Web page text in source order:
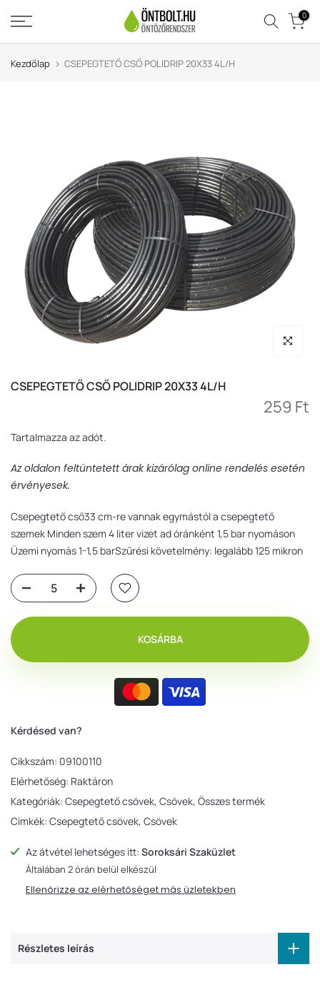
Ugrás
a
tartalomra
0
Kezdőlap CSEPEGTETŐ CSŐ POLIDRIP 20X33 4L/H
Nagyítás
CSEPEGTETŐ CSŐ POLIDRIP 20X33 4L/H
259 Ft
Tartalmazza az adót.
Az oldalon feltüntetett árak kizárólag online rendelés esetén
érvényesek.
Csepegtető cső33 cm-re vannak egymástól a csepegtető
szemek Minden szem 4 liter vizet ad óránként 1,5 bar nyomáson
Üzemi nyomás 1-1,5 barSzűrési követelmény: legalább 125 mikron
KOSÁRBA
Kérdésed van?
Cikkszám: 09100110
Elérhetőség: Raktáron
Kategóriák: Csepegtető csövek Csövek Összes termék
Cimkék: Csepegtető csövek Csövek
Az átvétel lehetséges itt: Soroksári Szaküzlet
Általában 2 órán belül elkészül
Ellenőrizze az elérhetőséget más üzletekben
Részletes leírás